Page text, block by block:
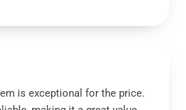
is exceptional for the price.